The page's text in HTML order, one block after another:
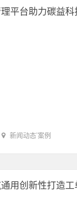
平台助力碳益
新闻动态’案例
用创新性打造